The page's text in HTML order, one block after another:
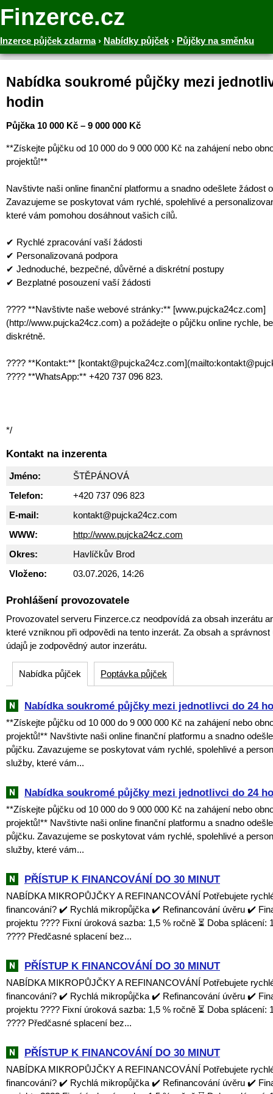
Finzerce.cz
Inzerce půjček zdarma› Nabídky půjček › Půjčky na směnku
Nabídka soukromé půjčky mezi
hodin
Půjčka 10 000 Kč – 9 000 000 Kč
**Získejte půjčku od 10 000 do 9 000 000 Kč na zahájení nebo
projektů!**
Navštivte naši online finanční platformu a snadno odešlete žádost
Zavazujeme se poskytovat vám rychlé, spolehlivé a
které vám pomohou dosáhnout vašich cílů.
✔ Rychlé zpracování vaší žádosti
✔ Personalizovaná podpora
✔ Jednoduché, bezpečné, důvěrné a diskrétní postupy
✔ Bezplatné posouzení vaší žádosti
???? **Navštivte naše webové stránky:** [www.pujcka24cz.com]
(http://www.pujcka24cz.com) a požádejte o půjčku online rychle,
diskrétně.
???? **Kontakt:**
???? **WhatsApp:** +420 737 096 823.
*/
Kontakt na inzerenta
Jméno:
ŠTĚPÁNOVÁ
Telefon:
+420 737 096 823
E-mail:
kontakt@pujcka24cz.com
WWW:
http://www.pujcka24cz.com
Okres:
Havlíčkův Brod
Vloženo:
03.07.2026, 14:26
Prohlášení provozovatele
Provozovatel serveru Finzerce.cz neodpovídá za obsah inzerátu
které vzniknou při odpovědi na tento inzerát. Za obsah a
údajů je zodpovědný autor inzerátu.
Nabídka půjček Poptávka půjček
Nabídka soukromé půjčky mezi jednotlivci do 24
**Získejte půjčku od 10 000 do 9 000 000 Kč na zahájení nebo
projektů!** Navštivte naši online finanční platformu a snadno
půjčku. Zavazujeme se poskytovat vám rychlé, spolehlivé a
služby, které vám...
Nabídka soukromé půjčky mezi jednotlivci do 24
**Získejte půjčku od 10 000 do 9 000 000 Kč na zahájení nebo
projektů!** Navštivte naši online finanční platformu a snadno
půjčku. Zavazujeme se poskytovat vám rychlé, spolehlivé a
služby, které vám...
PŘÍSTUP K FINANCOVÁNÍ DO 30 MINUT
NABÍDKA MIKROPŮJČKY A REFINANCOVÁNÍ Potřebujete
financování? ✔️ Rychlá mikropůjčka ✔️ Refinancování úvěru ✔️
projektu ???? Fixní úroková sazba: 1,5 % ročně ⏳ Doba splácení:
???? Předčasné splacení bez...
PŘÍSTUP K FINANCOVÁNÍ DO 30 MINUT
NABÍDKA MIKROPŮJČKY A REFINANCOVÁNÍ Potřebujete
financování? ✔️ Rychlá mikropůjčka ✔️ Refinancování úvěru ✔️
projektu ???? Fixní úroková sazba: 1,5 % ročně ⏳ Doba splácení:
???? Předčasné splacení bez...
PŘÍSTUP K FINANCOVÁNÍ DO 30 MINUT
NABÍDKA MIKROPŮJČKY A REFINANCOVÁNÍ Potřebujete
financování? ✔️ Rychlá mikropůjčka ✔️ Refinancování úvěru ✔️